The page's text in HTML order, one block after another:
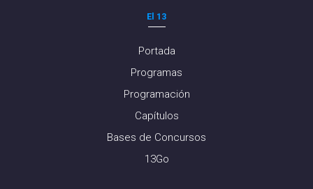
El 13
Portada
Programas
Programación
Capítulos
Bases de Concursos
13Go